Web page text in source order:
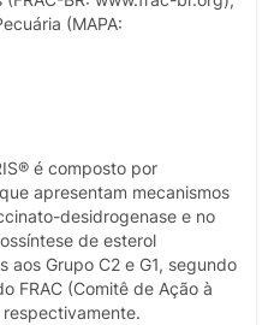
(MAPA:
é composto por
apresentam mecanismos
desidrogenase e no
de esterol
aos Grupo C2 e G1, segundo
FRAC (Comitê de Ação à